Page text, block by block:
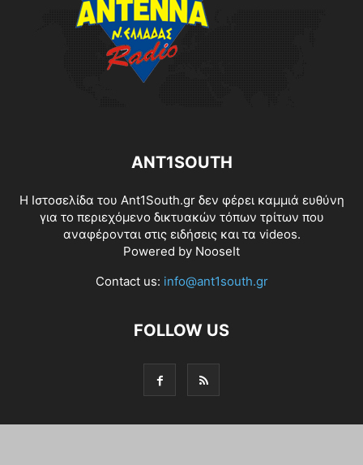
ANT1SOUTH
Η Ιστοσελίδα του Ant1South.gr δεν φέρει καμμιά ευθύνη
για το περιεχόμενο δικτυακών τόπων τρίτων που
αναφέρονται στις ειδήσεις και τα videos.
Powered by NooseIt
Contact us: info@ant1south.gr
FOLLOW US